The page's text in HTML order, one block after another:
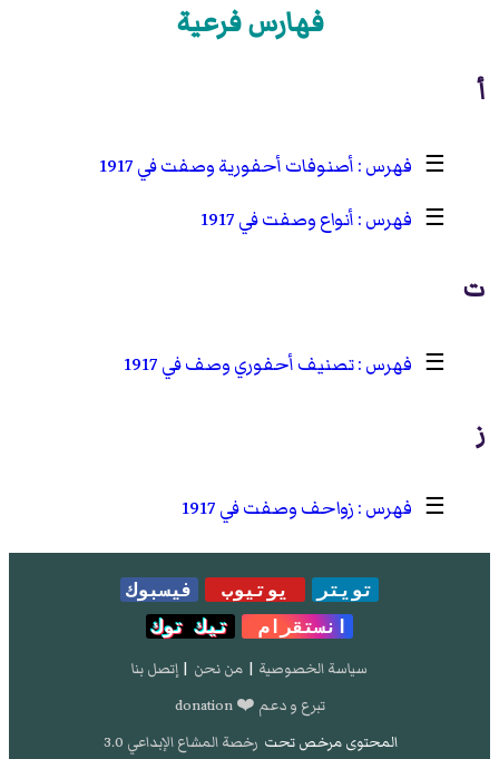
فهارس فرعية
أ
☰
أصنوفات أحفورية وصفت في 1917
☰
أنواع وصفت في 1917
ت
☰ تصنيف أحفوري وصف في 1917
ز
☰ زواحف وصفت في 1917
تويتر يوتيوب
فيسبوك
انستقرام
تيك توك
سياسة الخصوصية | من نحن | إتصل بنا
تبرع و دعم ❤️ donation
المحتوى مرخص تحت رخصة المشاع الإبداعي 3.0